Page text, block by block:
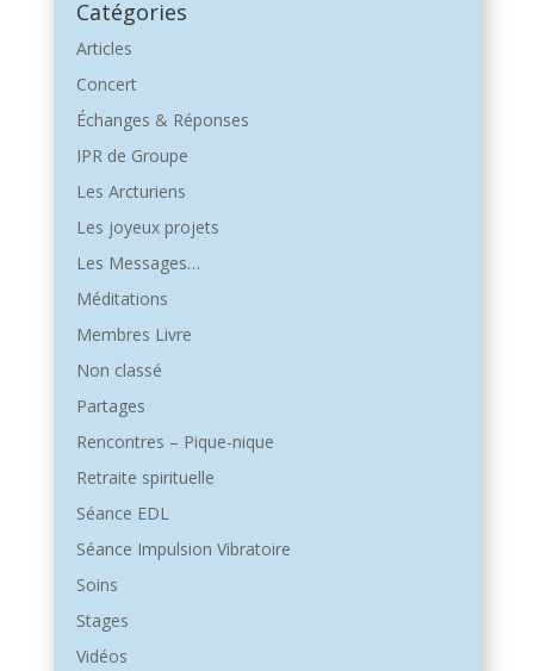
Catégories
Articles
Concert
Échanges & Réponses
IPR de Groupe
Les Arcturiens
Les joyeux projets
Les Messages…
Méditations
Membres Livre
Non classé
Partages
Rencontres – Pique-nique
Retraite spirituelle
Séance EDL
Séance Impulsion Vibratoire
Soins
Stages
Vidéos